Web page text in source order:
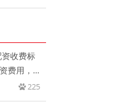
收费标
费用，一
225